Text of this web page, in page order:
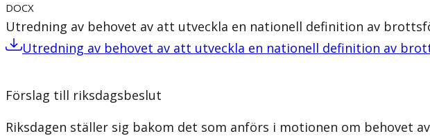
DOCX
Utredning av behovet av att utveckla en nationell definition av
Utredning av behovet av att utveckla en nationell definition av
Förslag till riksdagsbeslut
Riksdagen ställer sig bakom det som anförs i motionen om